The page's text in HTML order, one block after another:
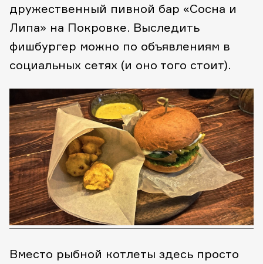
дружественный пивной бар «Сосна и
Липа» на Покровке. Выследить
фишбургер можно по объявлениям в
социальных сетях (и оно того стоит).
Вместо рыбной котлеты здесь просто